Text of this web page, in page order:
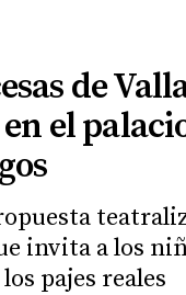
de
el
invita a los
pajes reales